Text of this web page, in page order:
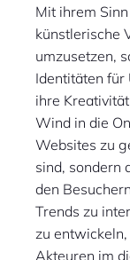
Mit ihrem
künstlerische
umzusetzen,
Identitäten für
ihre
Wind in die
Websites zu
sind, sondern
den
Trends zu
zu
Akteuren im